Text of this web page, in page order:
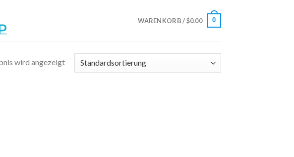
WARENKORB /$0.00 0
wird angezeigt